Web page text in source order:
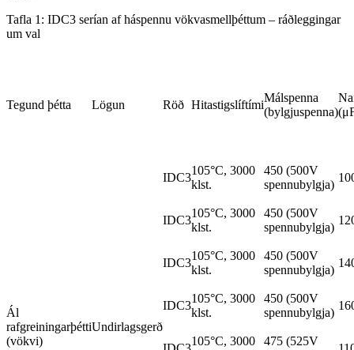
Tafla 1: IDC3 serían af háspennu vökvasmellþéttum – ráðleggingar
um val
Tegund þétta Lögun Röð Hitastigslíftími
Málspenna
(bylgjuspenna)
Ál
rafgreiningarþétti
(vökvi)
Undirlagsgerð
IDC3
105°C, 3000
klst.
450 (500V
spennubylgja)
IDC3
105°C, 3000
klst.
450 (500V
spennubylgja)
IDC3
105°C, 3000
klst.
450 (500V
spennubylgja)
IDC3
105°C, 3000
klst.
450 (500V
spennubylgja)
105°C, 3000
475 (525V